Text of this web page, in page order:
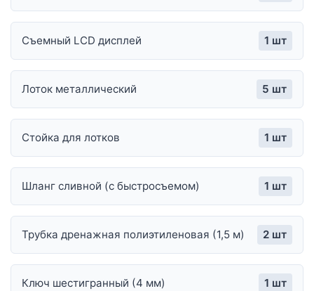
Съемный LCD дисплей 1 шт
Лоток металлический 5 шт
Стойка для лотков 1 шт
Шланг сливной (с быстросъемом) 1 шт
Трубка дренажная полиэтиленовая (1,5 м) 2 шт
Ключ шестигранный (4 мм) 1 шт